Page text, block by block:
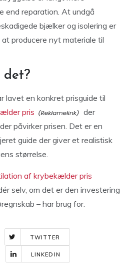
end reparation. At undgå
bjælker og isolering er
producere nyt materiale til
det?
lavet en konkret prisguide til
pris
der
påvirker prisen. Det er en
guide der giver et realistisk
størrelse.
af krybekælder pris
selv, om det er den investering
– har brug for.
TWITTER
LINKEDIN